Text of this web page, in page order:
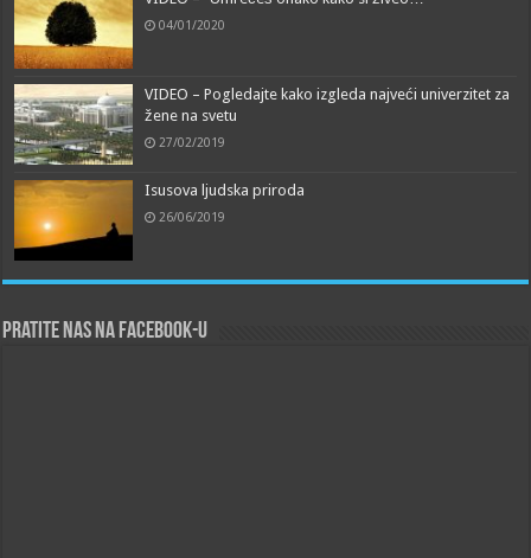
04/01/2020
VIDEO – Pogledajte kako izgleda najveći univerzitet za
žene na svetu
27/02/2019
Isusova ljudska priroda
26/06/2019
Pratite nas na Facebook-u